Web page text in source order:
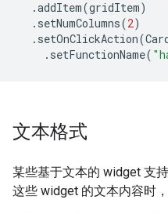
.addItem(gridItem)
. setNumColumns(2)
. setOnClickAction(
. setFunctionName(
文本格式
某些基于文本的 widget 支
这些 widget 的文本内容时